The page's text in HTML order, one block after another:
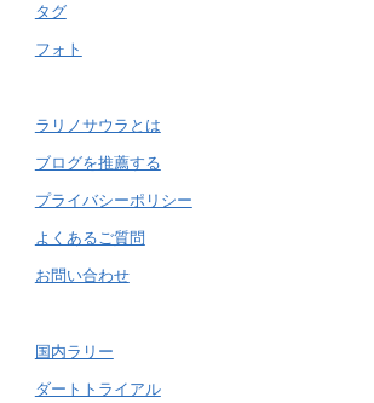
タグ
フォト
ラリノサウラとは
ブログを推薦する
プライバシーポリシー
よくあるご質問
お問い合わせ
国内ラリー
ダートトライアル